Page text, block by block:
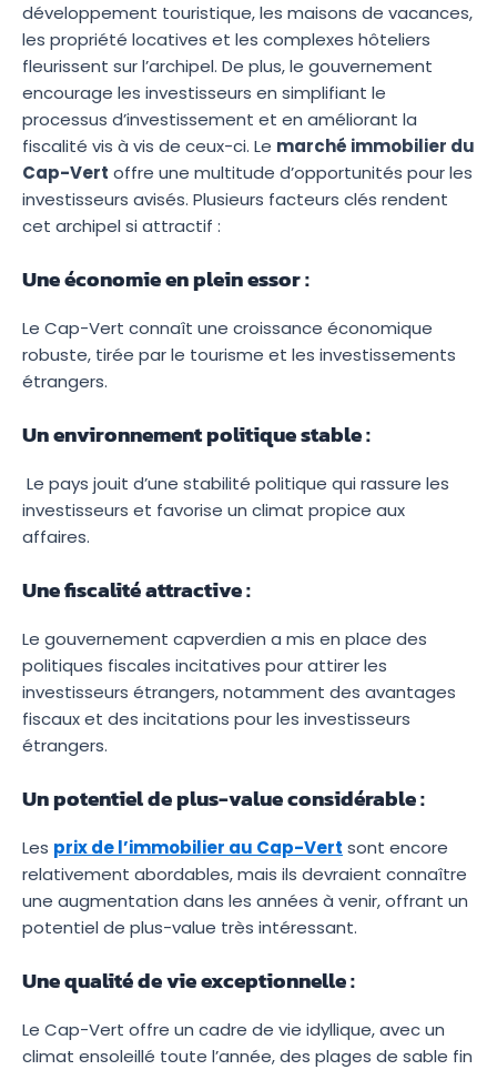
développement touristique, les maisons de vacances,
les propriété locatives et les complexes hôteliers
fleurissent sur l’archipel. De plus, le gouvernement
encourage les investisseurs en simplifiant le
processus d’investissement et en améliorant la
fiscalité vis à vis de ceux-ci. Le marché immobilier du
Cap-Vert offre une multitude d’opportunités pour les
investisseurs avisés. Plusieurs facteurs clés rendent
cet archipel si attractif :
Une économie en plein essor :
Le Cap-Vert connaît une croissance économique
robuste, tirée par le tourisme et les investissements
étrangers.
Un environnement politique stable :
Le pays jouit d’une stabilité politique qui rassure les
investisseurs et favorise un climat propice aux
affaires.
Une fiscalité attractive :
Le gouvernement capverdien a mis en place des
politiques fiscales incitatives pour attirer les
investisseurs étrangers, notamment des avantages
fiscaux et des incitations pour les investisseurs
étrangers.
Un potentiel de plus-value considérable :
Les prix de l’immobilier au Cap-Vert sont encore
relativement abordables, mais ils devraient connaître
une augmentation dans les années à venir, offrant un
potentiel de plus-value très intéressant.
Une qualité de vie exceptionnelle :
Le Cap-Vert offre un cadre de vie idyllique, avec un
climat ensoleillé toute l’année, des plages de sable fin